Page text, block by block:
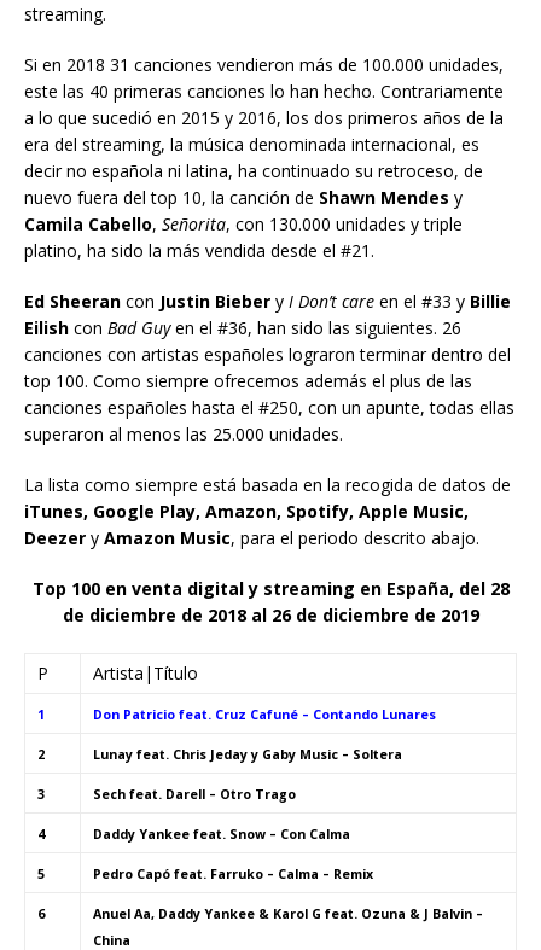
streaming.
Si en 2018 31 canciones vendieron más de 100.000 unidades,
este las 40 primeras canciones lo han hecho. Contrariamente
a lo que sucedió en 2015 y 2016, los dos primeros años de la
era del streaming, la música denominada internacional, es
decir no española ni latina, ha continuado su retroceso, de
nuevo fuera del top 10, la canción de Shawn Mendes y
Camila Cabello, Señorita, con 130.000 unidades y triple
platino, ha sido la más vendida desde el #21.
Ed Sheeran con Justin Bieber y I Don’t care en el #33 y Billie
Eilish con Bad Guyen el #36, han sido las siguientes. 26
canciones con artistas españoles lograron terminar dentro del
top 100. Como siempre ofrecemos además el plus de las
canciones españoles hasta el #250, con un apunte, todas ellas
superaron al menos las 25.000 unidades.
La lista como siempre está basada en la recogida de datos de
iTunes, Google Play, Amazon, Spotify, Apple Music,
Deezer y Amazon Music, para el periodo descrito abajo.
Top 100 en venta digital y streaming en España, del 28
de diciembre de 2018 al 26 de diciembre de 2019
P Artista|Título
1 Don Patricio feat. Cruz Cafuné – Contando Lunares
2 Lunay feat. Chris Jeday y Gaby Music – Soltera
3 Sech feat. Darell – Otro Trago
4 Daddy Yankee feat. Snow – Con Calma
5 Pedro Capó feat. Farruko – Calma – Remix
6
Anuel Aa, Daddy Yankee & Karol G feat. Ozuna & J Balvin –
China